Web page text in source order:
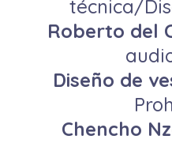
técnica/
Roberto del
Diseño de
Chencho